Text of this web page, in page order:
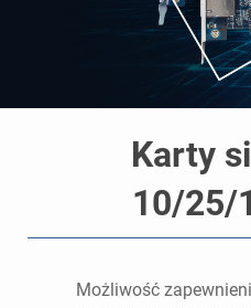
Karty
10/25/
Możliwość